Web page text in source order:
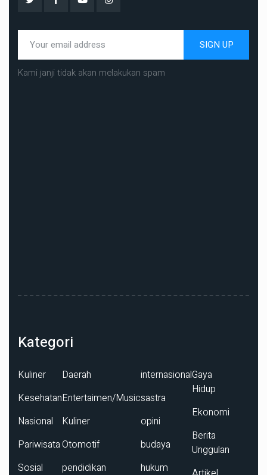
SIGN UP
Kami janji tidak akan melakukan spam
Kategori
Kuliner
Kesehatan
Nasional
Pariwisata
Sosial
Daerah
Entertaimen/Music
Kuliner
Otomotif
pendidikan
internasional
sastra
opini
budaya
hukum
Gaya
Hidup
Ekonomi
Berita
Unggulan